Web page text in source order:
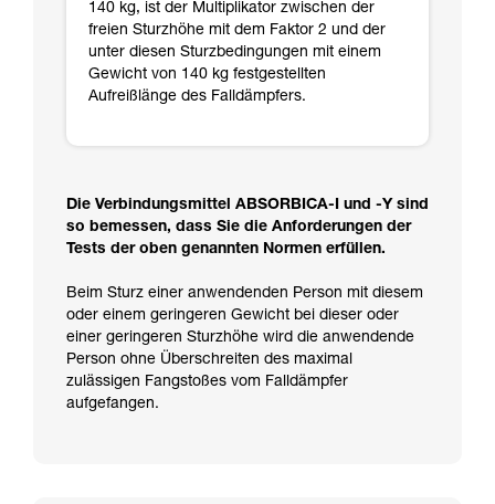
140 kg, ist der Multiplikator zwischen der
freien Sturzhöhe mit dem Faktor 2 und der
unter diesen Sturzbedingungen mit einem
Gewicht von 140 kg festgestellten
Aufreißlänge des Falldämpfers.
Die Verbindungsmittel ABSORBICA-I und -Y sind
so bemessen, dass Sie die Anforderungen der
Tests der oben genannten Normen erfüllen.
Beim Sturz einer anwendenden Person mit diesem
oder einem geringeren Gewicht bei dieser oder
einer geringeren Sturzhöhe wird die anwendende
Person ohne Überschreiten des maximal
zulässigen Fangstoßes vom Falldämpfer
aufgefangen.